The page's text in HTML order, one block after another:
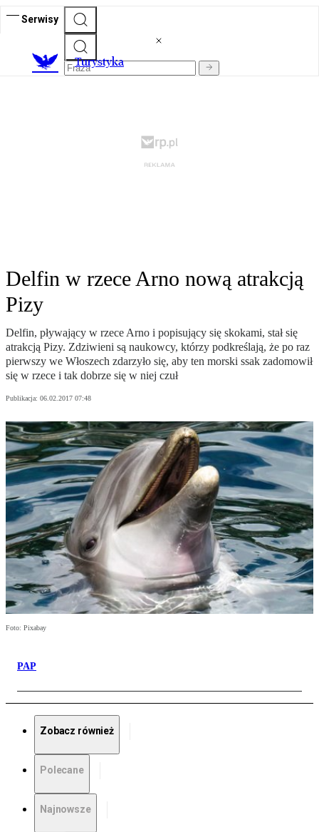
Serwisy
Turystyka
Delfin w rzece Arno nową atrakcją
Pizy
Delfin, pływający w rzece Arno i popisujący się skokami, stał się
atrakcją Pizy. Zdziwieni są naukowcy, którzy podkreślają, że po raz
pierwszy we Włoszech zdarzyło się, aby ten morski ssak zadomowił
się w rzece i tak dobrze się w niej czuł
Publikacja: 06.02.2017 07:48
Foto: Pixabay
PAP
Zobacz również
Polecane
Najnowsze